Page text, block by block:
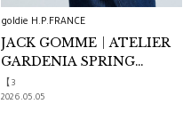
goldie H.P.FRANCE
JACK GOMME｜ATELIER
GARDENIA SPRING
SUMMER 2026
【3
2026.05.05